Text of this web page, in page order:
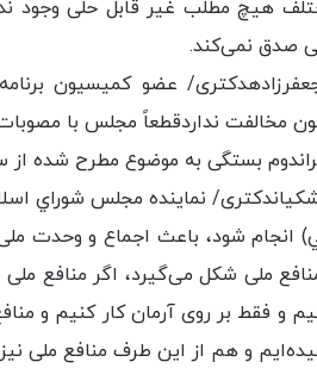
هیچ مطلب غیر قابل حلی وجود
صدق نمی‌کند.
عضو کمیسیون
مخالفت نداردقطعاً مجلس با مصوبات
بستگی به موضوع مطرح شده
نماينده مجلس شوراي
انجام شود، باعث اجماع و وحدت
منافع ملی شکل می‌گیرد، اگر منافع
و فقط بر روی آرمان کار کنیم و
و هم از این طرف منافع ملی